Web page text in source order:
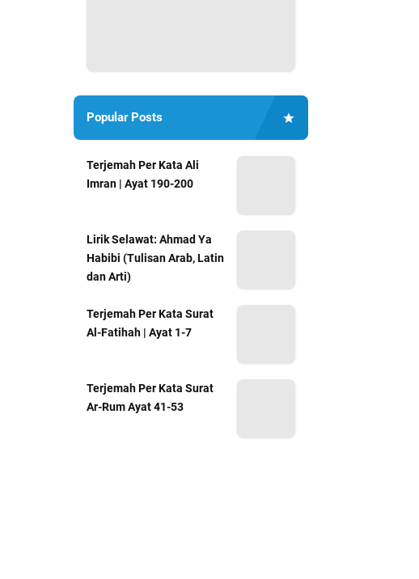
Popular Posts
Terjemah Per Kata Ali
Imran | Ayat 190-200
Lirik Selawat: Ahmad Ya
Habibi (Tulisan Arab, Latin
dan Arti)
Terjemah Per Kata Surat
Al-Fatihah | Ayat 1-7
Terjemah Per Kata Surat
Ar-Rum Ayat 41-53